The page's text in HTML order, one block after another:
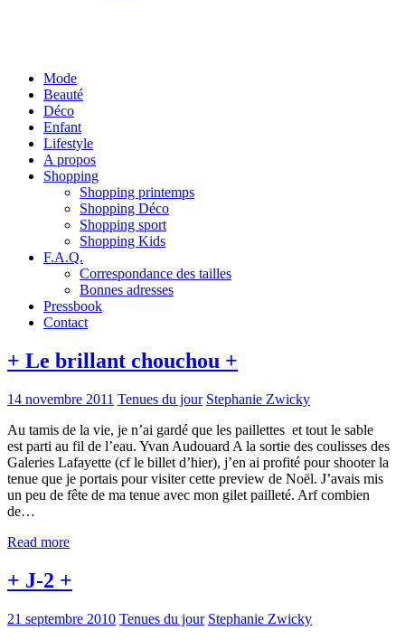
Mode
Beauté
Déco
Enfant
Lifestyle
A propos
Shopping
Shopping printemps
Shopping Déco
Shopping sport
Shopping Kids
F.A.Q.
Correspondance des tailles
Bonnes adresses
Pressbook
Contact
+ Le brillant chouchou +
14 novembre 2011 Tenues du jour Stephanie Zwicky
Au tamis de la vie, je n’ai gardé que les paillettes et tout le sable
est parti au fil de l’eau. Yvan Audouard A la sortie des coulisses des
Galeries Lafayette (cf le billet d’hier), j’en ai profité pour shooter la
tenue que je portais pour visiter cette preview de Noël. J’avais mis
un peu de fête de ma tenue avec mon gilet pailleté. Arf combien
de…
Read more
+ J-2 +
21 septembre 2010 Tenues du jour Stephanie Zwicky